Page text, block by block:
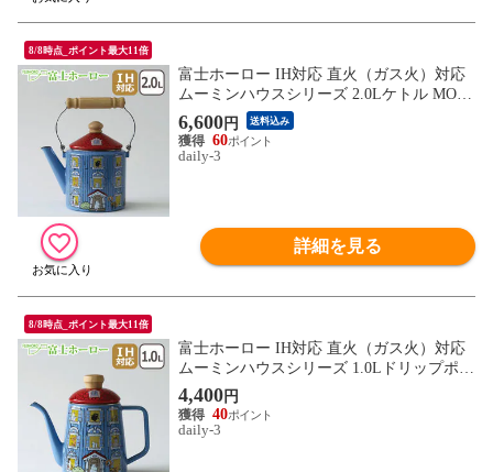
8/8時点_ポイント最大11倍
富士ホーロー IH対応 直火（ガス火）対応
ムーミンハウスシリーズ 2.0Lケトル MOH-
2.0KK FUJIHORO ほうろう【北海道・沖縄
は990円加算】fuj519-22
6,600円 送料込み
60
daily-3
詳細を見る
8/8時点_ポイント最大11倍
富士ホーロー IH対応 直火（ガス火）対応
ムーミンハウスシリーズ 1.0Lドリップポッ
ト MOH-1.0DPK FUJIHORO ほうろう fuj51
9-21
4,400円
40
daily-3